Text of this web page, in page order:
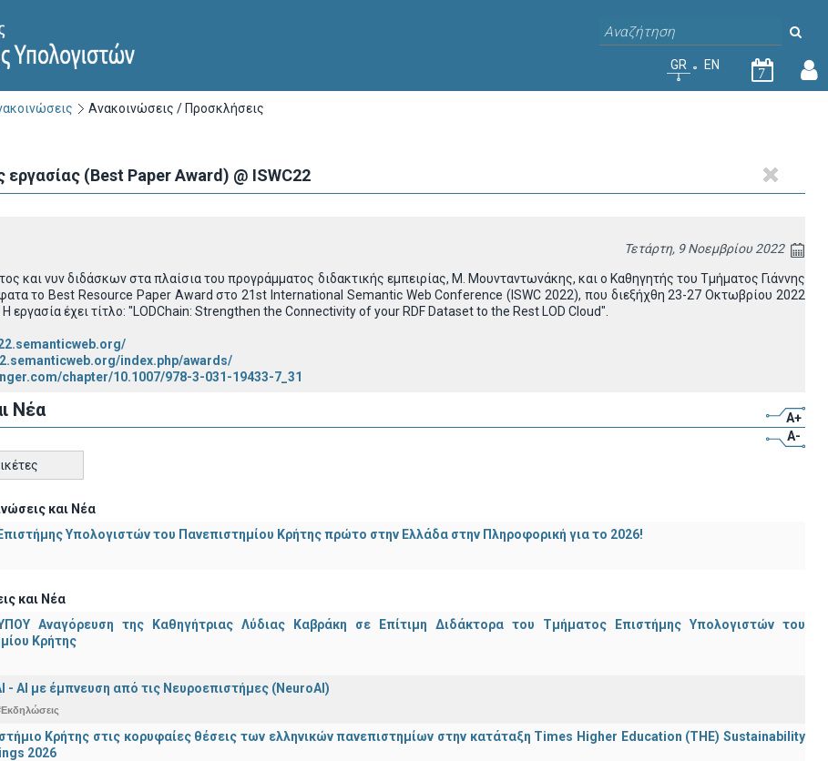
GR EN
7
Ανακοινώσεις / Προσκλήσεις
εργασίας (Best Paper Award) @ ISWC22
Τετάρτη, 9 Νοεμβρίου 2022
και νυν διδάσκων στα πλαίσια του προγράμματος διδακτικής εμπειρίας, Μ. Μουνταντωνάκης, και ο Καθηγητής του Τμήματος Γιάννης
το Best Resource Paper Award στο 21st International Semantic Web Conference (ISWC 2022), που διεξήχθη 23-27 Οκτωβρίου 2022
εργασία έχει τίτλο: "LODChain: Strengthen the Connectivity of your RDF Dataset to the Rest LOD Cloud".
index.php/awards/
chapter/10.1007/978-3-031-19433-7_31
Νέα
A+
A-
και Νέα
Υπολογιστών του Πανεπιστημίου Κρήτης πρώτο στην Ελλάδα στην Πληροφορική για το 2026!
και Νέα
Αναγόρευση της Καθηγήτριας Λύδιας Καβράκη σε Επίτιμη Διδάκτορα του Τμήματος Επιστήμης Υπολογιστών του
Κρήτης
- ΑΙ με έμπνευση από τις Νευροεπιστήμες (NeuroAI)
Κρήτης στις κορυφαίες θέσεις των ελληνικών πανεπιστημίων στην κατάταξη Times Higher Education (ΤΗΕ) Sustainability
2026